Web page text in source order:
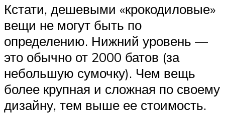
Кстати, дешевыми «крокодиловые»
вещи не могут быть по
определению. Нижний уровень —
это обычно от 2000 батов (за
небольшую сумочку). Чем вещь
более крупная и сложная по своему
дизайну, тем выше ее стоимость.